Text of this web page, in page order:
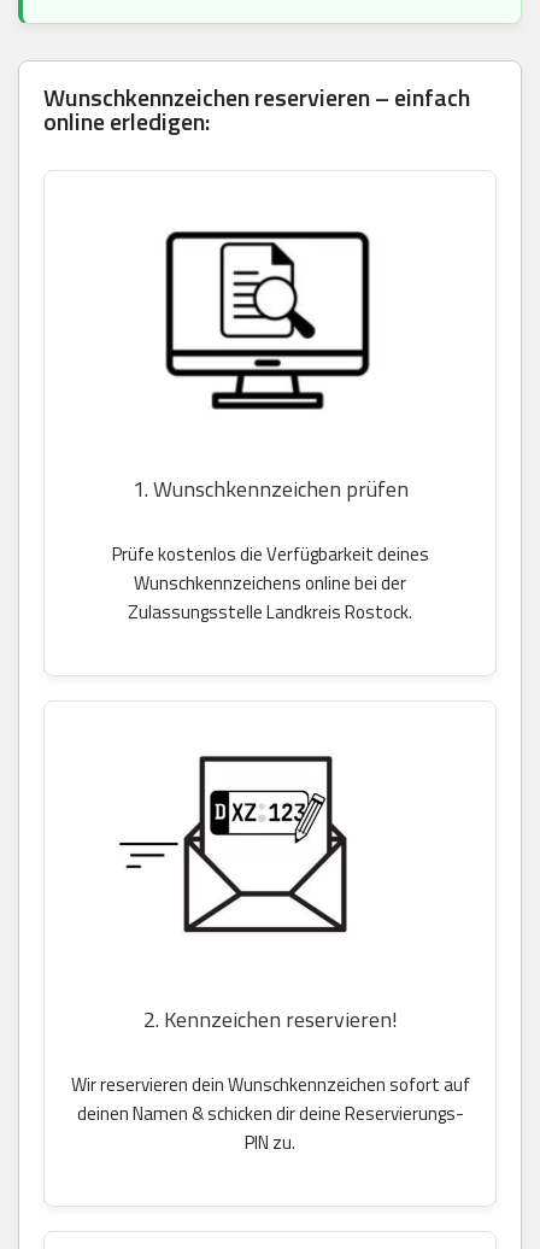
Wunschkennzeichen reservieren – einfach
online erledigen:
1. Wunschkennzeichen prüfen
Prüfe kostenlos die Verfügbarkeit deines
Wunschkennzeichens online bei der
Zulassungsstelle Landkreis Rostock.
2. Kennzeichen reservieren!
Wir reservieren dein Wunschkennzeichen sofort auf
deinen Namen & schicken dir deine Reservierungs-
PIN zu.